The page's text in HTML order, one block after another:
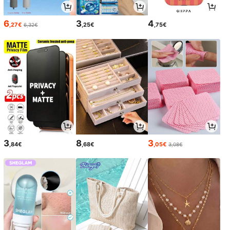
6,27€ 6,32€ 3,25€ 4,75€
3 ,84€ 8,68€ 3 ,05€ 3,08€